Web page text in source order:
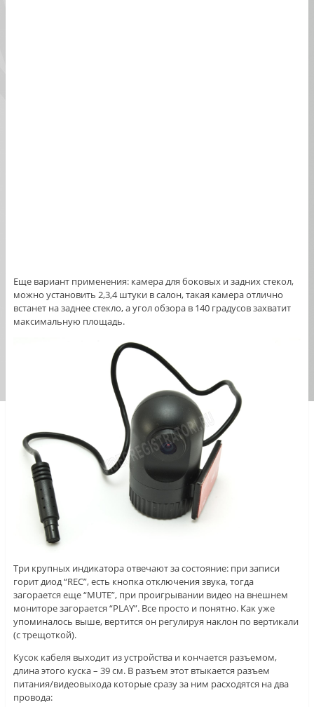
Еще вариант применения: камера для боковых и задних стекол,
можно установить 2,3,4 штуки в салон, такая камера отлично
встанет на заднее стекло, а угол обзора в 140 градусов захватит
максимальную площадь.
Три крупных индикатора отвечают за состояние: при записи
горит диод “REC”, есть кнопка отключения звука, тогда
загорается еще “MUTE”, при проигрывании видео на внешнем
мониторе загорается “PLAY”. Все просто и понятно. Как уже
упоминалось выше, вертится он регулируя наклон по вертикали
(с трещоткой).
Кусок кабеля выходит из устройства и кончается разъемом,
длина этого куска – 39 см. В разъем этот втыкается разъем
питания/видеовыхода которые сразу за ним расходятся на два
провода: